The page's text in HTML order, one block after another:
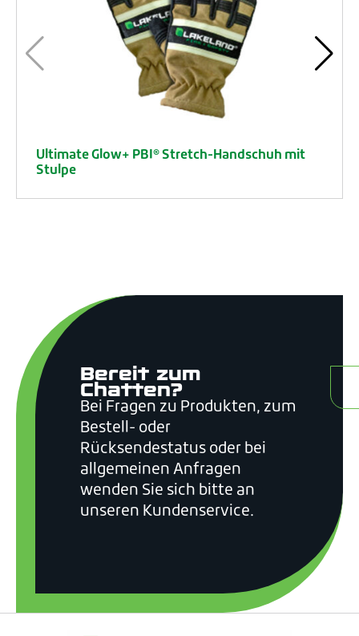
Ultimate Glow+ PBI® Stretch-Handschuh mit
Stulpe
Bereit zum
Chatten?
Bei Fragen zu Produkten, zum
Bestell- oder
Rücksendestatus oder bei
allgemeinen Anfragen
wenden Sie sich bitte an
unseren Kundenservice.